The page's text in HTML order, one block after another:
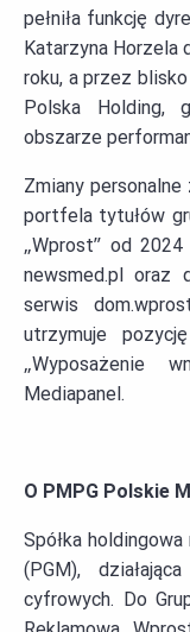
pełniła funkcję
Katarzyna Horzela
roku, a przez
Polska Holding,
obszarze
Zmiany
portfela tytułów
„Wprost” od
newsmed.pl oraz
serwis
utrzymuje
„Wyposażenie
Mediapanel.
O PMPG Polskie
Spółka
(PGM),
cyfrowych. Do